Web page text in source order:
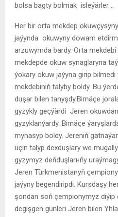
bolsa bagty bolmak isleýärler ..
Her bir orta mekdep
jaýynda okuwyny dowam
arzuwymda bardy. Orta
mekdepde okuw synaglaryna
ýokary okuw jaýyna girip
mekdebiniň talyby boldy. Bu
duşar bilen tanyşdy.Birnäçe
gyzykly geçýärdi Jeren
gyzyklanýardy. Birnäçe
mynasyp boldy. Jereniň
üçin talyp deхduşlary we
gyzymyz deňduşlarнňy
Jeren Türkmenistanyň
jaýyny begendiripdi. Kursdaşy
şondan soň çempionymyz diýip
degişgen günleri Jeren bilen